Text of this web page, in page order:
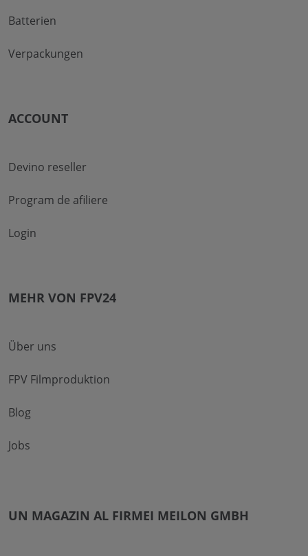
Batterien
Verpackungen
ACCOUNT
Devino reseller
Program de afiliere
Login
MEHR VON FPV24
Über uns
FPV Filmproduktion
Blog
Jobs
UN MAGAZIN AL FIRMEI MEILON GMBH